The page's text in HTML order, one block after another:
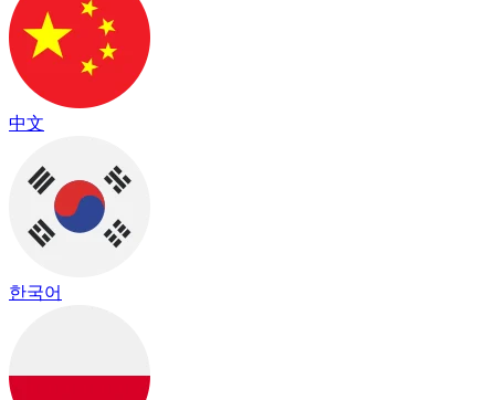
中文
한국어